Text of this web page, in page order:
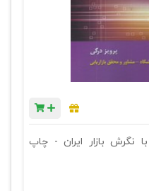
نگرش بازار ایران - چاپ